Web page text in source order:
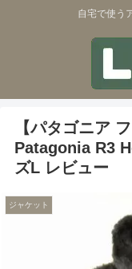
自宅で使う
【パタゴニア
Patagonia R3
ズL レビュー
ジャケット